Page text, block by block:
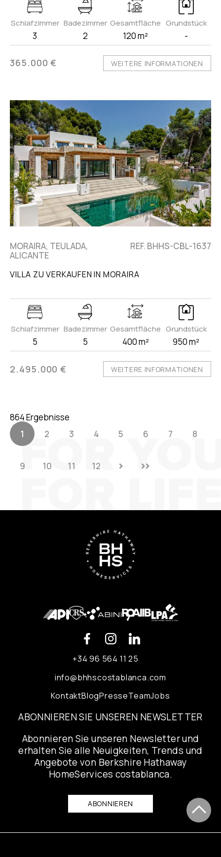
Schlafzimmer
3
Badezimmer
2
Gesamtfläche
120 m²
Grundstück
-
365.000 € WEITERE INFORMATIONEN
MORAIRA, TEULADA,
ALICANTE
REF. BHHS-CBL-1637
VILLA ZU VERKAUFEN IN MORAIRA
Schlafzimmer
5
Badezimmer
5
Gesamtfläche
400 m²
Grundstück
950 m²
2.495.000 € WEITERE INFORMATIONEN
864 Ergebnisse
1
2 3 4 5 6 7 8
9 10 11 12
+34 96 564 11 25
info@bhhscostablanca.com
KontaktBlogPresseTeamJobs
ABONNIEREN SIE UNSEREN NEWSLETTER
Abonnieren Sie unseren Newsletter und
erhalten Sie alle Neuigkeiten, Trends und
Angebote von Berkshire Hathaway
HomeServices costablanca.
ABONNIEREN